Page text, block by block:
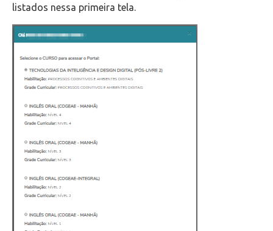
Intercâmbio
Fluig
Feedz
listados nessa primeira tela.